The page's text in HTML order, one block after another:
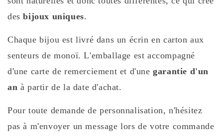
desbijoux uniques.
Chaque bijou est livré dans un écrin en carton aux
senteurs de monoï. L'emballage est accompagné
d'une carte de remerciement et d'unegarantie d'un
an à partir de la date d'achat.
Pour toute demande de personnalisation, n'hésitez
pas à m'envoyer un message lors de votre commande